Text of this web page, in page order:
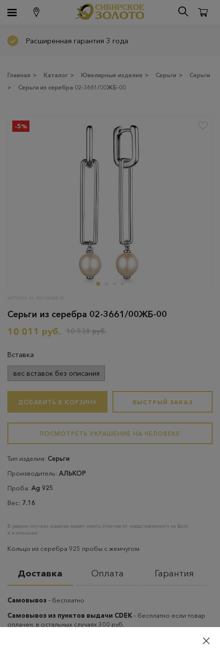
Расширенная гарантия 3 года
Главная > Каталог > Ювелирные изделия > Серьги >
Серьги
>
Серьги из серебра 02-3661/00ЖБ-00
-5%
АРТИКУЛ: 02-3661/00ЖБ-00
Серьги из серебра 02-3661/00ЖБ-00
10 011 руб.
10 538 руб.
Вставка
вес вставок без описания
ДОБАВИТЬ В КОРЗИНУ БЫСТРЫЙ ЗАКАЗ
ПОСМОТРЕТЬ УКРАШЕНИЕ НА ЧЕЛОВЕКЕ
Тип изделия: Серьги
Производитель: АЛЬКОР
Проба: Ag 925
Вес: 7.16
В редких случаях изделие может иметь отличие от представленного на фото
и в описании
Кольцо из серебра 925 пробы с жемчугом
Доставка Оплата Гарантия
Самовывоз – бесплатно
Самовывоз из пунктов выдачи CDEK– бесплатно если товар
оплачен, в остальных случаях 300 руб.